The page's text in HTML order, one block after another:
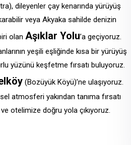
dileyenler çay kenarında yürüyüş
veya Akyaka sahilde denizin
olan Aşıklar Yolu’a geçiyoruz.
yeşili eşliğinde kısa bir yürüyüş
yüzünü keşfetme fırsatı buluyoruz.
(Bozüyük Köyü)’ne ulaşıyoruz.
atmosferi yakından tanıma fırsatı
otelimize doğru yola çıkıyoruz.